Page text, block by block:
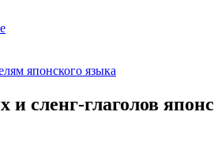
японского языка
сленг-глаголов